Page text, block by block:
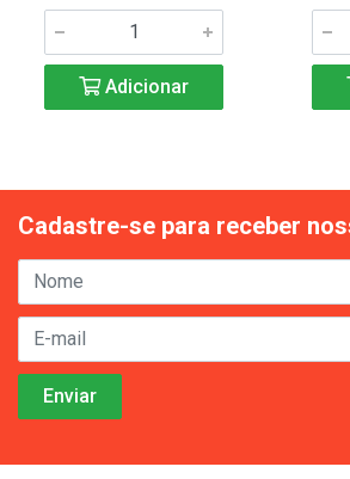
Adicionar
Cadastre-se para receber